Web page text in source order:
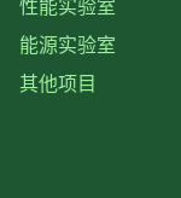
性能实验室
能源实验室
其他项目